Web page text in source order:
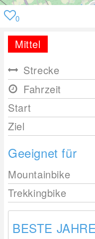
0
Mittel
Strecke
Fahrzeit
Start
Ziel
Geeignet für
Mountainbike
Trekkingbike
BESTE